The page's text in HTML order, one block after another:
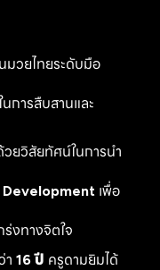
มวยไทยระดับมือ
การสืบสานและ
ยวิสัยทัศน์ในการนำ
เพื่อ
ร่งทางจิตใจ
า 16 ปี ครูดามยิมได้